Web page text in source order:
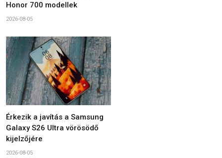
Honor 700 modellek
2026-08-05
Érkezik a javítás a Samsung
Galaxy S26 Ultra vörösödő
kijelzőjére
2026-08-05